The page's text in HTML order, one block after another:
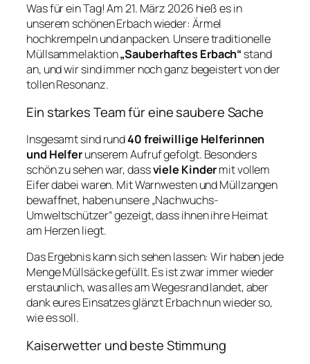
Was für ein Tag! Am 21. März 2026 hieß es in
unserem schönen Erbach wieder: Ärmel
hochkrempeln und anpacken. Unsere traditionelle
Müllsammelaktion„Sauberhaftes Erbach“ stand
an, und wir sind immer noch ganz begeistert von der
tollen Resonanz.
Ein starkes Team für eine saubere Sache
Insgesamt sind rund40 freiwillige Helferinnen
und Helferunserem Aufruf gefolgt. Besonders
schön zu sehen war, dassviele Kindermit vollem
Eifer dabei waren. Mit Warnwesten und Müllzangen
bewaffnet, haben unsere „Nachwuchs-
Umweltschützer“ gezeigt, dass ihnen ihre Heimat
am Herzen liegt.
Das Ergebnis kann sich sehen lassen: Wir haben jede
Menge Müllsäcke gefüllt. Es ist zwar immer wieder
erstaunlich, was alles am Wegesrand landet, aber
dank eures Einsatzes glänzt Erbach nun wieder so,
wie es soll.
Kaiserwetter und beste Stimmung